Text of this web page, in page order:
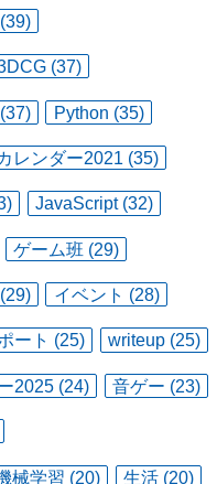
(37)
Python (35)
レンダー2021 (35)
JavaScript (32)
ゲーム班 (29)
イベント (28)
ート (25) writeup (25)
2025 (24) 音ゲー (23)
械学習 (20) 生活 (20)